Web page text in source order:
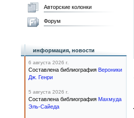
Авторские колонки
Форум
информация, новости
6 августа 2026 г.
Составлена библиография Вероники
Дж. Генри
5 августа 2026 г.
Составлена библиография Махмуда
Эль-Сайеда